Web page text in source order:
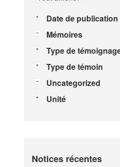
Date de publication
Mémoires
Type de
Type de témoin
Uncategorized
Unité
Notices récentes